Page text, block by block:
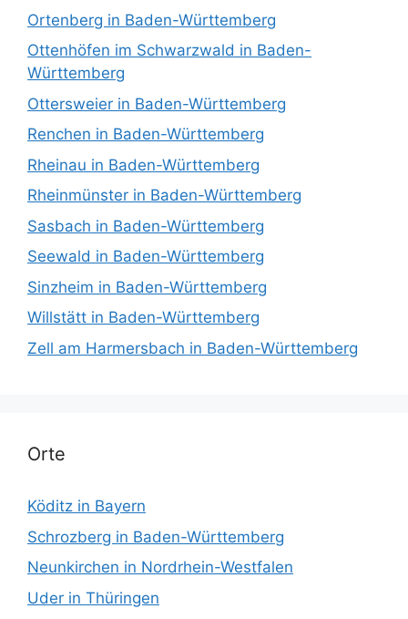
Ortenberg in Baden-Württemberg
Ottenhöfen im Schwarzwald in Baden-
Württemberg
Ottersweier in Baden-Württemberg
Renchen in Baden-Württemberg
Rheinau in Baden-Württemberg
Rheinmünster in Baden-Württemberg
Sasbach in Baden-Württemberg
Seewald in Baden-Württemberg
Sinzheim in Baden-Württemberg
Willstätt in Baden-Württemberg
Zell am Harmersbach in Baden-Württemberg
Orte
Köditz in Bayern
Schrozberg in Baden-Württemberg
Neunkirchen in Nordrhein-Westfalen
Uder in Thüringen